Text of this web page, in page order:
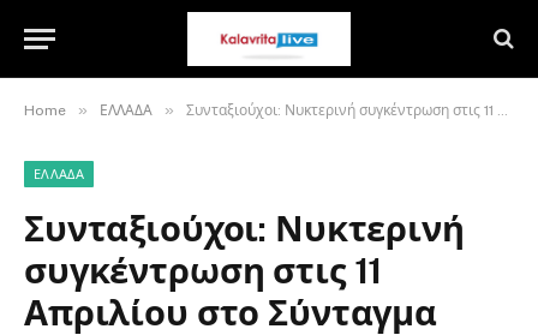
Home » ΕΛΛΑΔΑ » Συνταξιούχοι: Νυκτερινή συγκέντρωση στις 11 Απριλίου στο Σύνταγμα
ΕΛΛΑΔΑ
Συνταξιούχοι: Νυκτερινή
συγκέντρωση στις 11
Απριλίου στο Σύνταγμα